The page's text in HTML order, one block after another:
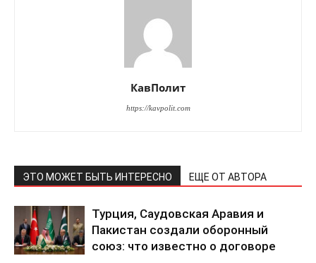
КавПолит
https://kavpolit.com
ЭТО МОЖЕТ БЫТЬ ИНТЕРЕСНО ЕЩЕ ОТ АВТОРА
Турция, Саудовская Аравия и
Пакистан создали оборонный
союз: что известно о договоре